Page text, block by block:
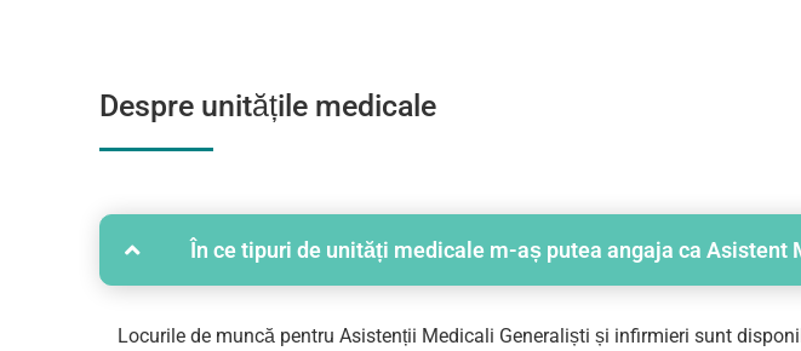
Despre unitățile medicale
În ce tipuri de unități medicale m-aș putea angaja ca
Locurile de muncă pentru Asistenții Medicali Generaliști și infirmieri sunt